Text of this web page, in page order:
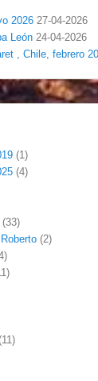
2026 27-04-2026
León 24-04-2026
, Chile, febrero
(1)
(4)
(2)
(11)